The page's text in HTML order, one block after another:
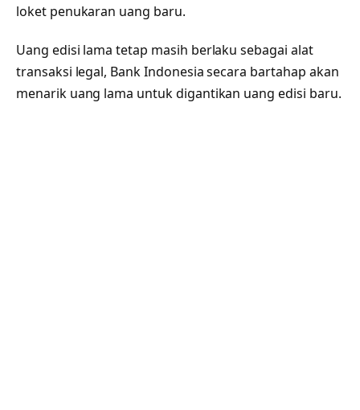
loket penukaran uang baru.
Uang edisi lama tetap masih berlaku sebagai alat
transaksi legal, Bank Indonesia secara bartahap akan
menarik uang lama untuk digantikan uang edisi baru.